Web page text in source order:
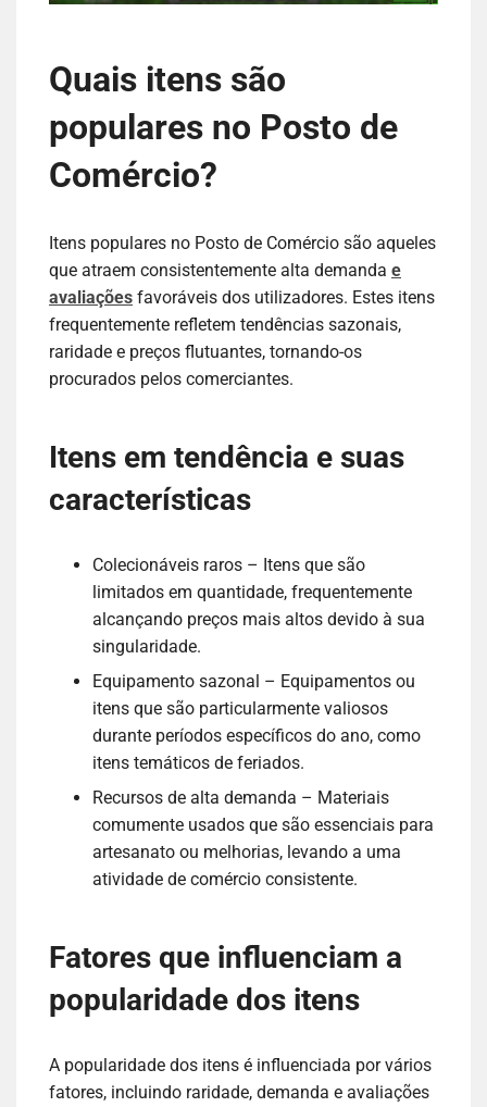
Quais itens são
populares no Posto de
Comércio?
Itens populares no Posto de Comércio são aqueles
que atraem consistentemente alta demanda e
avaliações favoráveis dos utilizadores. Estes itens
frequentemente refletem tendências sazonais,
raridade e preços flutuantes, tornando-os
procurados pelos comerciantes.
Itens em tendência e suas
características
Colecionáveis raros – Itens que são
limitados em quantidade, frequentemente
alcançando preços mais altos devido à sua
singularidade.
Equipamento sazonal – Equipamentos ou
itens que são particularmente valiosos
durante períodos específicos do ano, como
itens temáticos de feriados.
Recursos de alta demanda – Materiais
comumente usados que são essenciais para
artesanato ou melhorias, levando a uma
atividade de comércio consistente.
Fatores que influenciam a
popularidade dos itens
A popularidade dos itens é influenciada por vários
fatores, incluindo raridade, demanda e avaliações